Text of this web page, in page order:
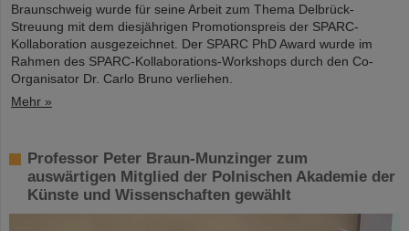
Braunschweig wurde für seine Arbeit zum Thema Delbrück-
Streuung mit dem diesjährigen Promotionspreis der SPARC-
Kollaboration ausgezeichnet. Der SPARC PhD Award wurde im
Rahmen des SPARC-Kollaborations-Workshops durch den Co-
Organisator Dr. Carlo Bruno verliehen.
Mehr »
Professor Peter Braun-Munzinger zum
auswärtigen Mitglied der Polnischen Akademie der
Künste und Wissenschaften gewählt